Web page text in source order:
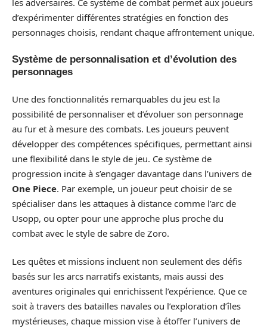
d’expérimenter différentes stratégies en fonction des
personnages choisis, rendant chaque affrontement unique.
Système de personnalisation et d’évolution des
personnages
Une des fonctionnalités remarquables du jeu est la
possibilité de personnaliser et d’évoluer son personnage
au fur et à mesure des combats. Les joueurs peuvent
développer des compétences spécifiques, permettant ainsi
une flexibilité dans le style de jeu. Ce système de
progression incite à s’engager davantage dans l’univers de
One Piece. Par exemple, un joueur peut choisir de se
spécialiser dans les attaques à distance comme l’arc de
Usopp, ou opter pour une approche plus proche du
combat avec le style de sabre de Zoro.
Les quêtes et missions incluent non seulement des défis
basés sur les arcs narratifs existants, mais aussi des
aventures originales qui enrichissent l’expérience. Que ce
soit à travers des batailles navales ou l’exploration d’îles
mystérieuses, chaque mission vise à étoffer l’univers de